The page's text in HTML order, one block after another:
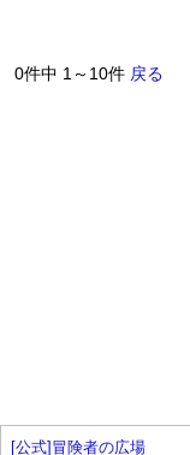
0件中 1～10件 戻る
[公式]冒険者の広場